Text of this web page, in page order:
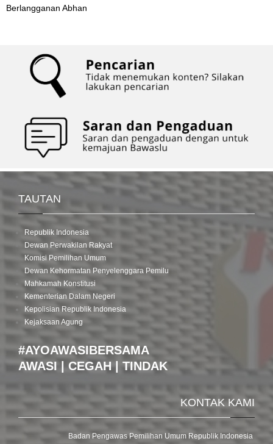
berikutnya
Berlangganan Abhan
TAUTAN
Republik Indonesia
Dewan Perwakilan Rakyat
Komisi Pemilihan Umum
Dewan Kehormatan Penyelenggara Pemilu
Mahkamah Konstitusi
Kementerian Dalam Negeri
Kepolisian Republik Indonesia
Kejaksaan Agung
#AYOAWASIBERSAMA
AWASI | CEGAH | TINDAK
KONTAK KAMI
Badan Pengawas Pemilihan Umum Republik Indonesia